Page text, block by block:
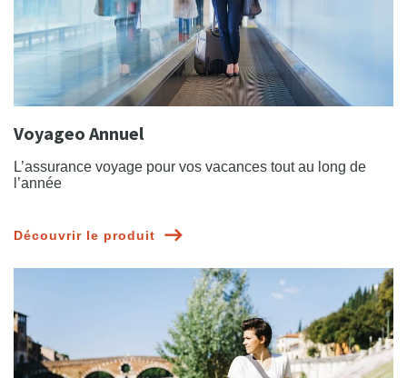
Voyageo Annuel
L’assurance voyage pour vos vacances tout au long de
l’année
Découvrir le produit